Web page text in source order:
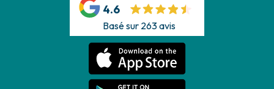
4.6
Basé sur 263 avis